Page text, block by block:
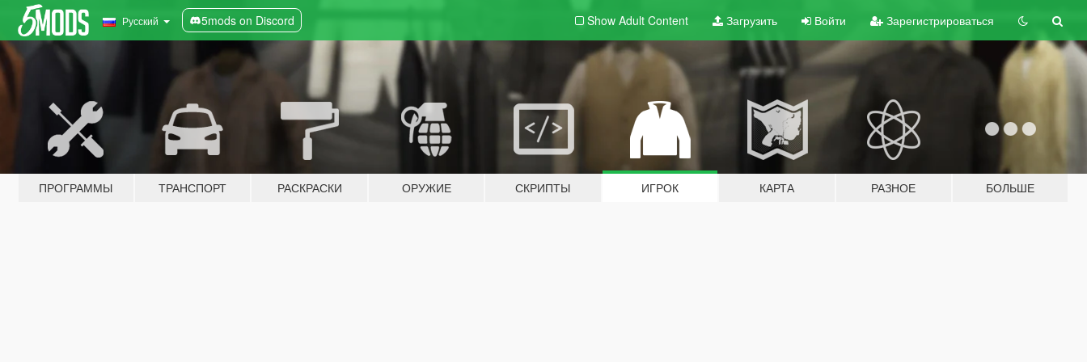
Русский 5mods on Discord Show Adult Content Загрузить Войти Зарегистрироваться
ПРОГРАММЫ ТРАНСПОРТ РАСКРАСКИ ОРУЖИЕ СКРИПТЫ ИГРОК КАРТА РАЗНОЕ БОЛЬШЕ